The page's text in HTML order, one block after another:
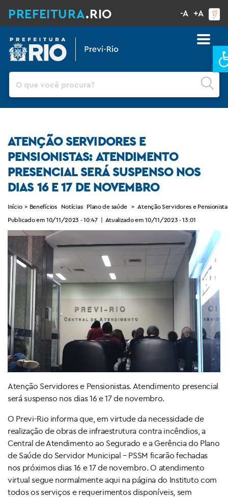
PREFEITURA.RIO -A +A
ATENÇÃO SERVIDORES E
PENSIONISTAS: ATENDIMENTO
PRESENCIAL SERÁ SUSPENSO NOS
DIAS 16 E 17 DE NOVEMBRO
Início > Benefícios Notícias Plano de saúde > Atenção Servidores e
Publicado em 10/11/2023 - 10:47 | Atualizado em 10/11/2023 - 13:01
Atenção Servidores e Pensionistas. Atendimento presencial
será suspenso nos dias 16 e 17 de novembro.
O Previ-Rio informa que, em virtude da necessidade de
realização de obras de infraestrutura contra incêndios, a
Central de Atendimento ao Segurado e a Gerência do Plano
de Saúde do Servidor Municipal – PSSM ficarão fechadas
nos próximos dias 16 e 17 de novembro. O atendimento
virtual segue normalmente aqui na página do Instituto com
todos os serviços e requerimentos disponíveis, sem